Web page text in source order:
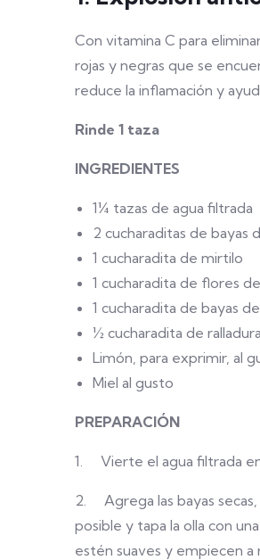
Con vitamina C para
rojas y negras que se
reduce la inflamación y
Rinde 1 taza
INGREDIENTES
1¼ tazas de agua filtrada
2 cucharaditas de bayas
1 cucharadita de mirtilo
1 cucharadita de flores
1 cucharadita de bayas
½ cucharadita de
Limón, para exprimir, al
Miel al gusto
PREPARACIÓN
1. Vierte el agua filtrada
2. Agrega las bayas secas,
posible y tapa la olla con
estén suaves y empiecen a